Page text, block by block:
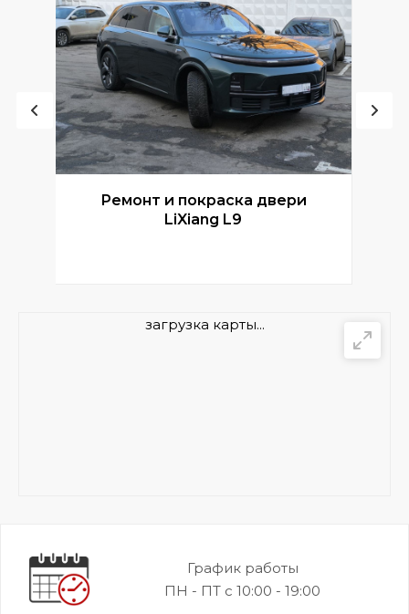
Ремонт и покраска двери
LiXiang L9
загрузка карты...
График работы
ПН - ПТ с 10:00 - 19:00